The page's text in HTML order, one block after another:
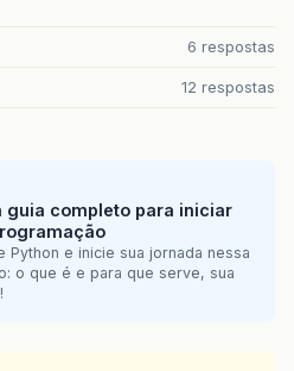
6 respostas
12 respostas
guia completo para iniciar
e inicie sua jornada nessa
o que é e para que serve, sua